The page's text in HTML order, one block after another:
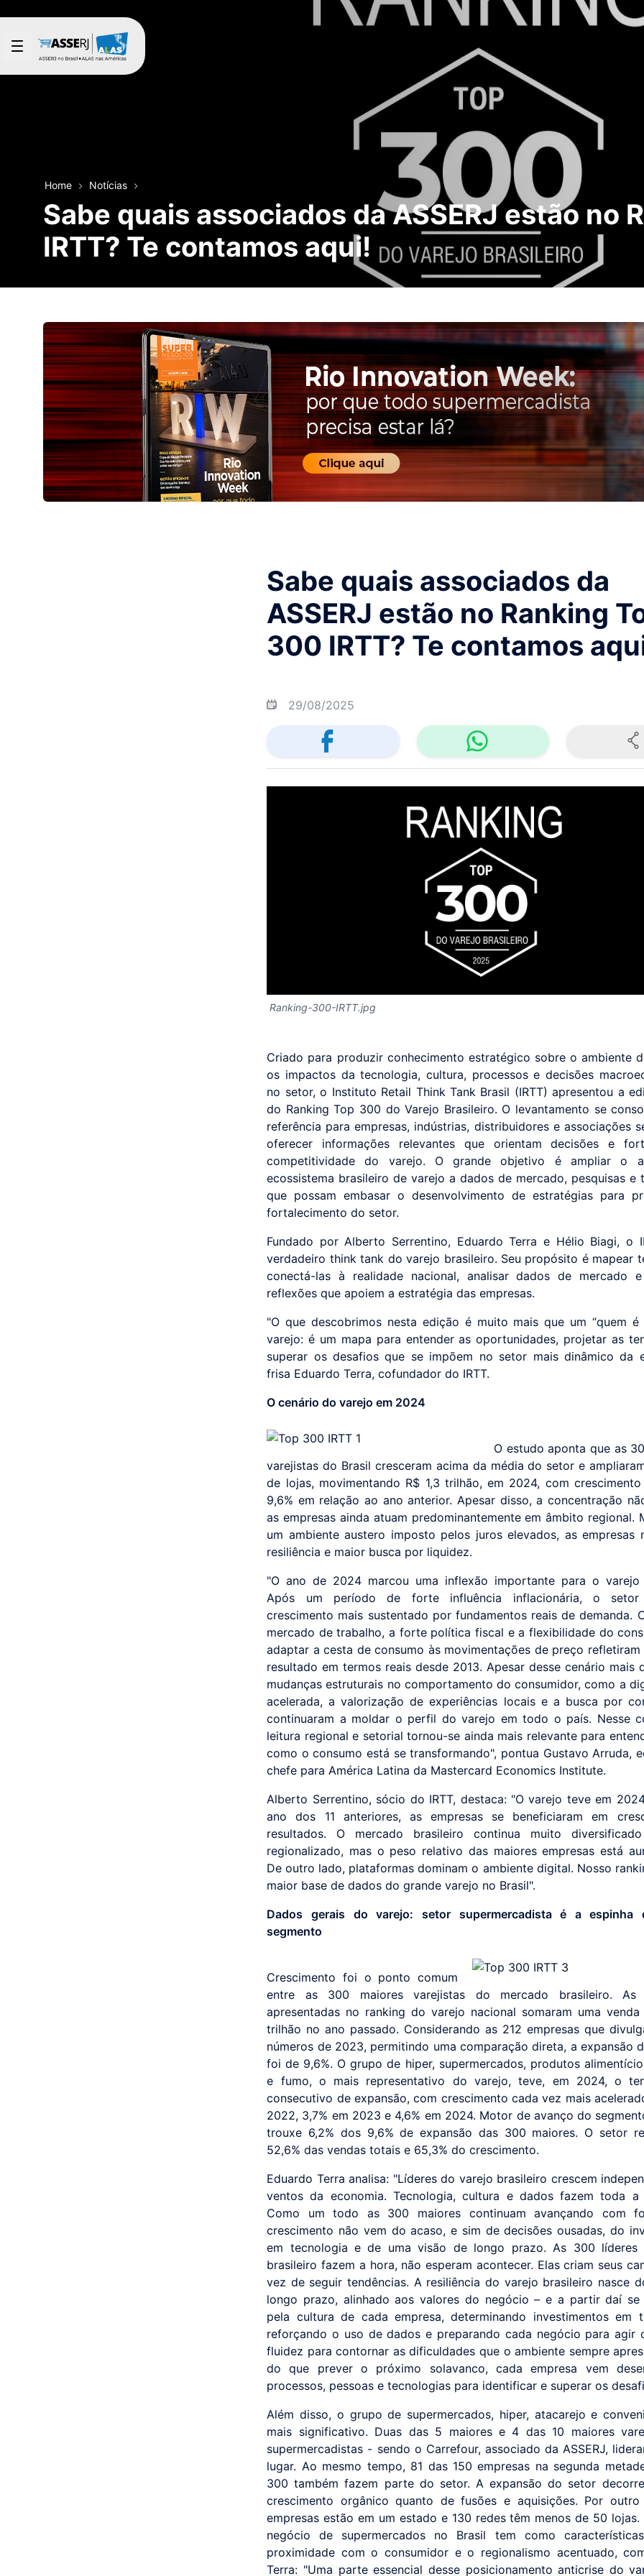
Pular para o Conteúdo principal
Home Notícias
Sabe quais associados da ASSERJ estão no
IRTT? Te contamos aqui!
Sabe quais associados da
ASSERJ estão no Ranking
300 IRTT? Te contamos
29/08/2025
Ranking-300-IRTT.jpg
Criado para produzir conhecimento estratégico sobre o ambiente
os impactos da tecnologia, cultura, processos e decisões
no setor, o Instituto Retail Think Tank Brasil (IRTT) apresentou a
do Ranking Top 300 do Varejo Brasileiro. O levantamento se
referência para empresas, indústrias, distribuidores e associações
oferecer informações relevantes que orientam decisões e
competitividade do varejo. O grande objetivo é ampliar o
ecossistema brasileiro de varejo a dados de mercado, pesquisas e
que possam embasar o desenvolvimento de estratégias para
fortalecimento do setor.
Fundado por Alberto Serrentino, Eduardo Terra e Hélio Biagi, o
verdadeiro think tank do varejo brasileiro. Seu propósito é mapear
conectá-las à realidade nacional, analisar dados de mercado
reflexões que apoiem a estratégia das empresas.
"O que descobrimos nesta edição é muito mais que um “quem é
varejo: é um mapa para entender as oportunidades, projetar as
superar os desafios que se impõem no setor mais dinâmico da
frisa Eduardo Terra, cofundador do IRTT.
O cenário do varejo em 2024
O estudo aponta que as
varejistas do Brasil cresceram acima da média do setor e
de lojas, movimentando R$ 1,3 trilhão, em 2024, com
9,6% em relação ao ano anterior. Apesar disso, a concentração
as empresas ainda atuam predominantemente em âmbito regional.
um ambiente austero imposto pelos juros elevados, as empresas
resiliência e maior busca por liquidez.
"O ano de 2024 marcou uma inflexão importante para o varejo
Após um período de forte influência inflacionária, o setor
crescimento mais sustentado por fundamentos reais de demanda.
mercado de trabalho, a forte política fiscal e a flexibilidade do
adaptar a cesta de consumo às movimentações de preço refletiram
resultado em termos reais desde 2013. Apesar desse cenário mais
mudanças estruturais no comportamento do consumidor, como a
acelerada, a valorização de experiências locais e a busca por
continuaram a moldar o perfil do varejo em todo o país. Nesse
leitura regional e setorial tornou-se ainda mais relevante para
como o consumo está se transformando", pontua Gustavo Arruda,
chefe para América Latina da Mastercard Economics Institute.
Alberto Serrentino, sócio do IRTT, destaca: "O varejo teve em
ano dos 11 anteriores, as empresas se beneficiaram em
resultados. O mercado brasileiro continua muito
regionalizado, mas o peso relativo das maiores empresas está
De outro lado, plataformas dominam o ambiente digital. Nosso
maior base de dados do grande varejo no Brasil".
Dados gerais do varejo: setor supermercadista é a espinha
segmento
Crescimento foi o ponto comum
entre as 300 maiores varejistas do mercado brasileiro. As
apresentadas no ranking do varejo nacional somaram uma venda
trilhão no ano passado. Considerando as 212 empresas que
números de 2023, permitindo uma comparação direta, a expansão
foi de 9,6%. O grupo de hiper, supermercados, produtos
e fumo, o mais representativo do varejo, teve, em 2024, o
consecutivo de expansão, com crescimento cada vez mais
2022, 3,7% em 2023 e 4,6% em 2024. Motor de avanço do
trouxe 6,2% dos 9,6% de expansão das 300 maiores. O setor
52,6% das vendas totais e 65,3% do crescimento.
Eduardo Terra analisa: "Líderes do varejo brasileiro crescem
ventos da economia. Tecnologia, cultura e dados fazem toda a
Como um todo as 300 maiores continuam avançando com
crescimento não vem do acaso, e sim de decisões ousadas, do
em tecnologia e de uma visão de longo prazo. As 300 líderes
brasileiro fazem a hora, não esperam acontecer. Elas criam seus
vez de seguir tendências. A resiliência do varejo brasileiro nasce
longo prazo, alinhado aos valores do negócio – e a partir daí se
pela cultura de cada empresa, determinando investimentos em
reforçando o uso de dados e preparando cada negócio para agir
fluidez para contornar as dificuldades que o ambiente sempre
do que prever o próximo solavanco, cada empresa vem
processos, pessoas e tecnologias para identificar e superar os
Além disso, o grupo de supermercados, hiper, atacarejo e
mais significativo. Duas das 5 maiores e 4 das 10 maiores
supermercadistas - sendo o Carrefour, associado da ASSERJ,
lugar. Ao mesmo tempo, 81 das 150 empresas na segunda
300 também fazem parte do setor. A expansão do setor
crescimento orgânico quanto de fusões e aquisições. Por
empresas estão em um estado e 130 redes têm menos de 50 lojas.
negócio de supermercados no Brasil tem como
proximidade com o consumidor e o regionalismo acentuado,
Terra: "Uma parte essencial desse posicionamento anticrise do